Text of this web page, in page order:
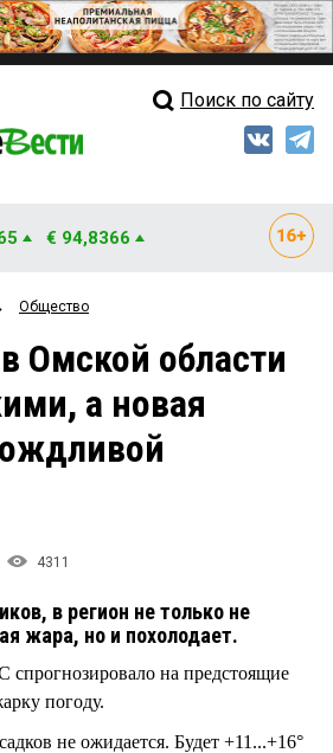
Свежий выпуск
Рейтинги
Блоги
Архив
Поиск по сайту
€ 94,8366
Общество
Омской области
а новая
4311
в регион не только не
жара, но и похолодает.
на предстоящие
погоду.
не ожидается. Будет +11...+16°